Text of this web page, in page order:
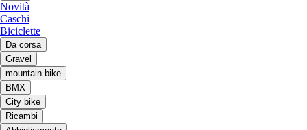
Novità
Caschi
Biciclette
Da corsa
Gravel
mountain bike
BMX
City bike
Ricambi